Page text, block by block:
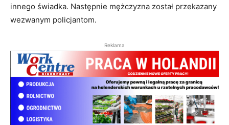
innego świadka. Następnie mężczyzna został przekazany
wezwanym policjantom.
Reklama